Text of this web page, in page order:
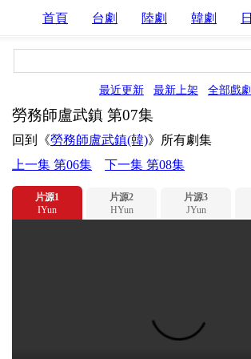
首頁 台劇 陸劇 韓劇
最近更新 最新上架 全部戲劇
勞務師盧武鎮 第07集
回到《勞務師盧武鎮(韓)》所有劇集
上一集 第06集
下一集 第08集
片源1
IYun
片源2
HYun
片源3
JYun